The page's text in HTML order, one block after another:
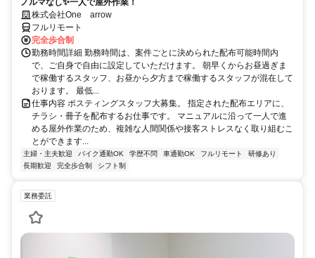
ノルマなし✨一人で屋外作業！
株式会社One arrow
フルリモート
完全歩合制
勤務時間詳細 勤務時間は、案件ごとに決められた配布可能時間内
で、ご自身で自由に設定していただけます。 朝早くからお昼過ぎま
で稼働するスタッフ、お昼から夕方まで稼働するスタッフが混在して
おります。 最低...
仕事内容 ポスティングスタッフ大募集。 指定された配布エリアに、
チラシ・冊子を配布するお仕事です。 マニュアルに沿って一人で進
める屋外作業のため、複雑な人間関係や接客ストレスなく取り組むこ
とができます...
主婦・主夫歓迎 バイク通勤OK 学歴不問 車通勤OK フルリモート
研修あり
長期歓迎
完全歩合制 シフト制
業務委託